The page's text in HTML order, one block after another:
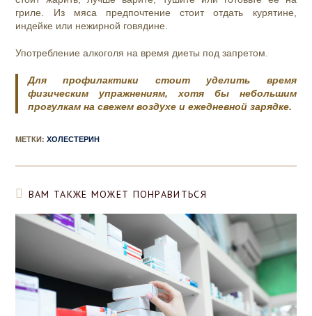
гриле. Из мяса предпочтение стоит отдать курятине,
индейке или нежирной говядине.
Употребление алкоголя на время диеты под запретом.
Для профилактики стоит уделить время
физическим упражнениям, хотя бы небольшим
прогулкам на свежем воздухе и ежедневной зарядке.
МЕТКИ:ХОЛЕСТЕРИН
ВАМ ТАКЖЕ МОЖЕТ ПОНРАВИТЬСЯ